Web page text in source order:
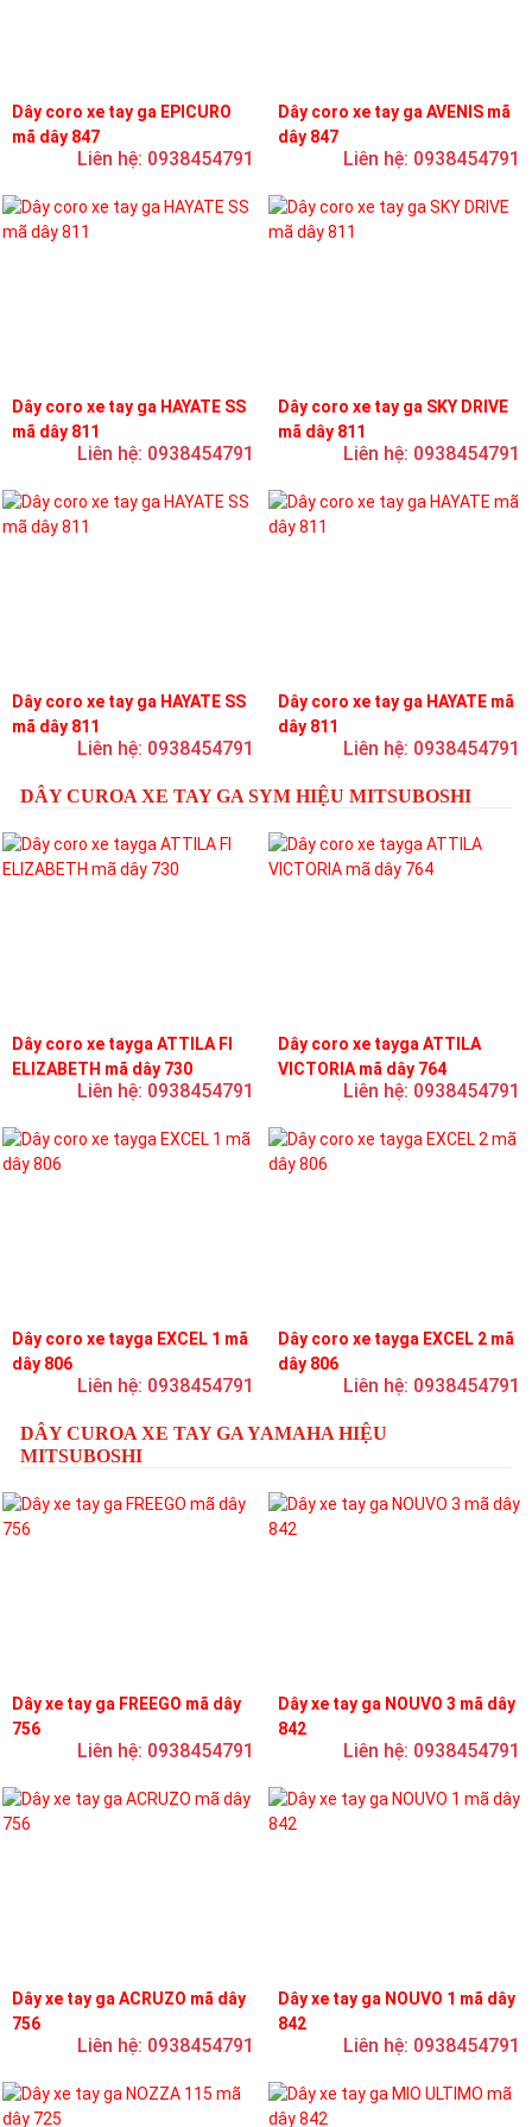
Dây coro xe tay ga EPICURO
mã dây 847
Liên hệ: 0938454791
Dây coro xe tay ga AVENIS mã
dây 847
Liên hệ: 0938454791
Dây coro xe tay ga HAYATE SS
mã dây 811
Liên hệ: 0938454791
Dây coro xe tay ga SKY DRIVE
mã dây 811
Liên hệ: 0938454791
Dây coro xe tay ga HAYATE SS
mã dây 811
Liên hệ: 0938454791
Dây coro xe tay ga HAYATE mã
dây 811
Liên hệ: 0938454791
DÂY CUROA XE TAY GA SYM HIỆU MITSUBOSHI
Dây coro xe tayga ATTILA FI
ELIZABETH mã dây 730
Liên hệ: 0938454791
Dây coro xe tayga ATTILA
VICTORIA mã dây 764
Liên hệ: 0938454791
Dây coro xe tayga EXCEL 1 mã
dây 806
Liên hệ: 0938454791
Dây coro xe tayga EXCEL 2 mã
dây 806
Liên hệ: 0938454791
DÂY CUROA XE TAY GA YAMAHA HIỆU
MITSUBOSHI
Dây xe tay ga FREEGO mã dây
756
Liên hệ: 0938454791
Dây xe tay ga NOUVO 3 mã dây
842
Liên hệ: 0938454791
Dây xe tay ga ACRUZO mã dây
756
Liên hệ: 0938454791
Dây xe tay ga NOUVO 1 mã dây
842
Liên hệ: 0938454791